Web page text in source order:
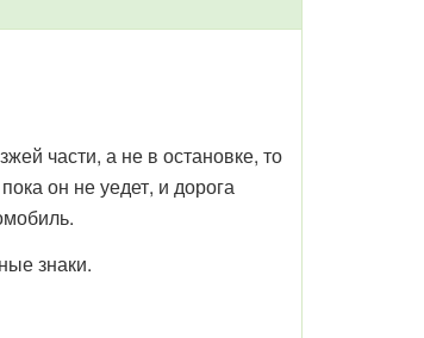
части, а не в остановке, то
он не уедет, и дорога
знаки.